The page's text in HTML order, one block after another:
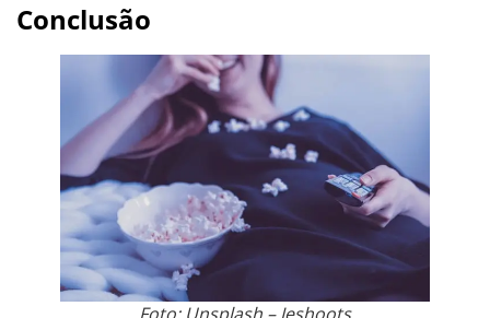
Conclusão